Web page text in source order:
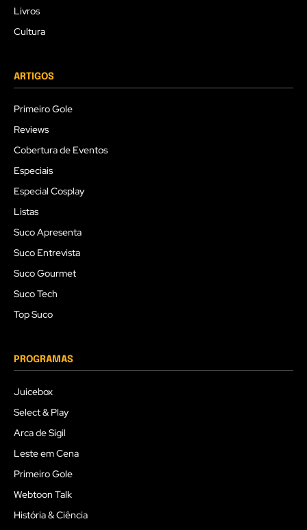
Livros
Cultura
ARTIGOS
Primeiro Gole
Reviews
Cobertura de Eventos
Especiais
Especial Cosplay
Listas
Suco Apresenta
Suco Entrevista
Suco Gourmet
Suco Tech
Top Suco
PROGRAMAS
Juicebox
Select & Play
Arca de Sigil
Leste em Cena
Primeiro Gole
Webtoon Talk
História & Ciência